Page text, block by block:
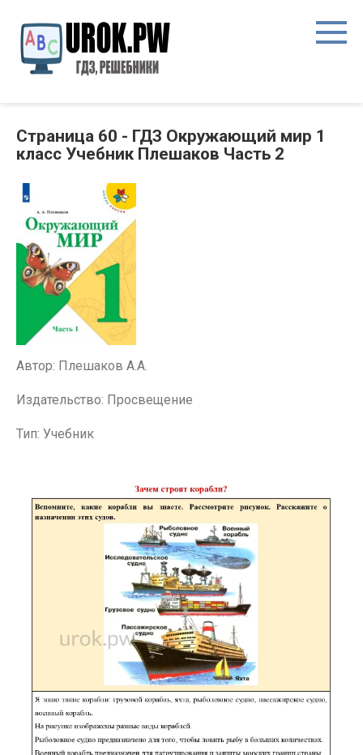
Страница 60 - ГДЗ Окружающий мир 1
класс Учебник Плешаков Часть 2
Автор: Плешаков А.А.
Издательство: Просвещение
Тип: Учебник